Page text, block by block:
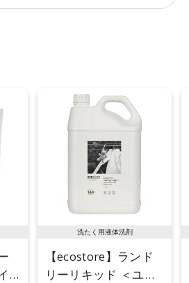
シトラス＞ 500mL
リキッド ＜グレープフルーツ＞
さい。
洗たく用液体洗剤
【ecostore】ランド
リーリキッド ＜ユー